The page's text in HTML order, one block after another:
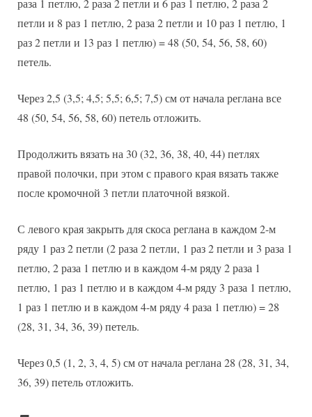
петли и 8 раз 1 петлю, 2 раза 2 петли и 10 раз 1 петлю, 1
раз 2 петли и 13 раз 1 петлю) = 48 (50, 54, 56, 58, 60)
петель.
Через 2,5 (3,5; 4,5; 5,5; 6,5; 7,5) см от начала реглана все
48 (50, 54, 56, 58, 60) петель отложить.
Продолжить вязать на 30 (32, 36, 38, 40, 44) петлях
правой полочки, при этом с правого края вязать также
после кромочной 3 петли платочной вязкой.
С левого края закрыть для скоса реглана в каждом 2-м
ряду 1 раз 2 петли (2 раза 2 петли, 1 раз 2 петли и 3 раза 1
петлю, 2 раза 1 петлю и в каждом 4-м ряду 2 раза 1
петлю, 1 раз 1 петлю и в каждом 4-м ряду 3 раза 1 петлю,
1 раз 1 петлю и в каждом 4-м ряду 4 раза 1 петлю) = 28
(28, 31, 34, 36, 39) петель.
Через 0,5 (1, 2, 3, 4, 5) см от начала реглана 28 (28, 31, 34,
36, 39) петель отложить.